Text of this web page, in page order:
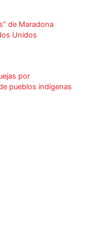
de Maradona
Unidos
por
pueblos indígenas